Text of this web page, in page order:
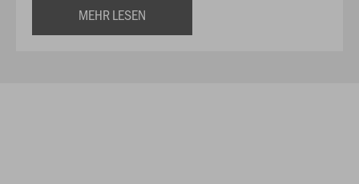
MEHR LESEN